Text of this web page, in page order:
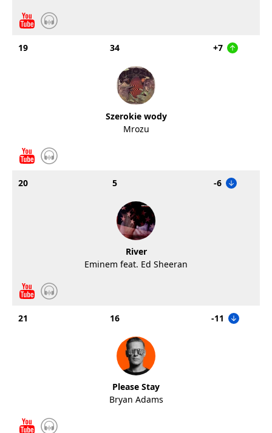
19 34 +7
Szerokie wody
Mrozu
20 5 -6
River
Eminem feat. Ed Sheeran
21 16 -11
Please Stay
Bryan Adams